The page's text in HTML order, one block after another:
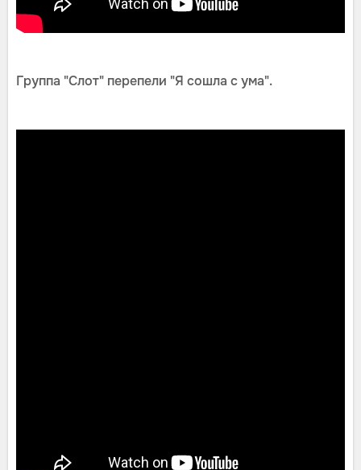
Группа "Слот" перепели "Я сошла с ума".